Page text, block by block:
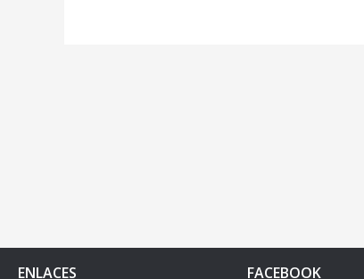
ENLACES FACEBOOK